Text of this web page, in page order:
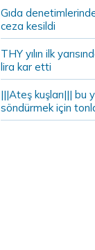
Gıda
ceza kesildi
THY yılın ilk
lira kar etti
|||Ateş kuşları||| bu
söndürmek için